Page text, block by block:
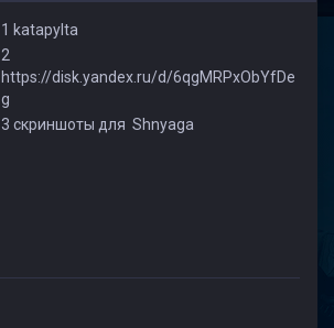
1 katapylta
2
https://disk.yandex.ru/d/6qgMRPxObYfDe
g
3 скриншоты для Shnyaga